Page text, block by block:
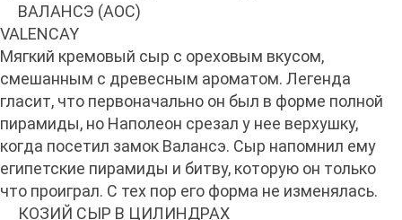
ВАЛАНСЭ (AOC)
VALENCAY
Мягкий кремовый сыр с ореховым вкусом,
смешанным с древесным ароматом. Легенда
гласит, что первоначально он был в форме полной
пирамиды, но Наполеон срезал у нее верхушку,
когда посетил замок Валансэ. Сыр напомнил ему
египетские пирамиды и битву, которую он только
что проиграл. С тех пор его форма не изменялась.
КОЗИЙ СЫР В ЦИЛИНДРАХ